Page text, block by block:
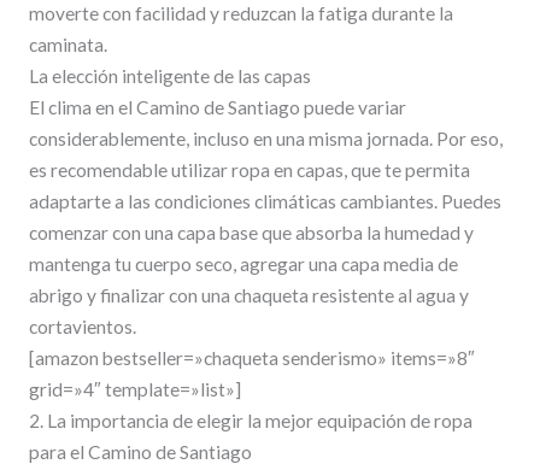
moverte con facilidad y reduzcan la fatiga durante la
caminata.
La elección inteligente de las capas
El clima en el Camino de Santiago puede variar
considerablemente, incluso en una misma jornada. Por eso,
es recomendable utilizar ropa en capas, que te permita
adaptarte a las condiciones climáticas cambiantes. Puedes
comenzar con una capa base que absorba la humedad y
mantenga tu cuerpo seco, agregar una capa media de
abrigo y finalizar con una chaqueta resistente al agua y
cortavientos.
[amazon bestseller=»chaqueta senderismo» items=»8″
grid=»4″ template=»list»]
2. La importancia de elegir la mejor equipación de ropa
para el Camino de Santiago